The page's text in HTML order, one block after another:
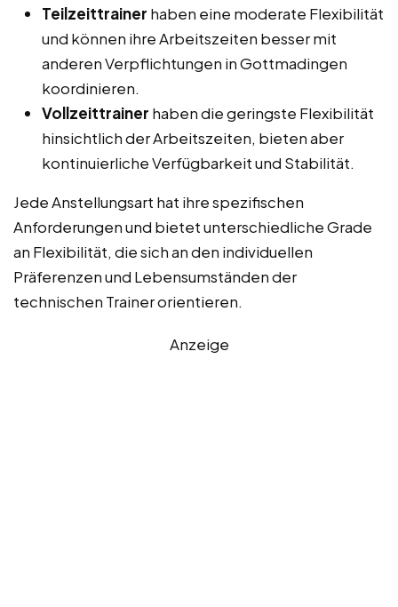
Teilzeittrainer haben eine moderate Flexibilität
und können ihre Arbeitszeiten besser mit
anderen Verpflichtungen in Gottmadingen
koordinieren.
Vollzeittrainer haben die geringste Flexibilität
hinsichtlich der Arbeitszeiten, bieten aber
kontinuierliche Verfügbarkeit und Stabilität.
Jede Anstellungsart hat ihre spezifischen
Anforderungen und bietet unterschiedliche Grade
an Flexibilität, die sich an den individuellen
Präferenzen und Lebensumständen der
technischen Trainer orientieren.
Anzeige